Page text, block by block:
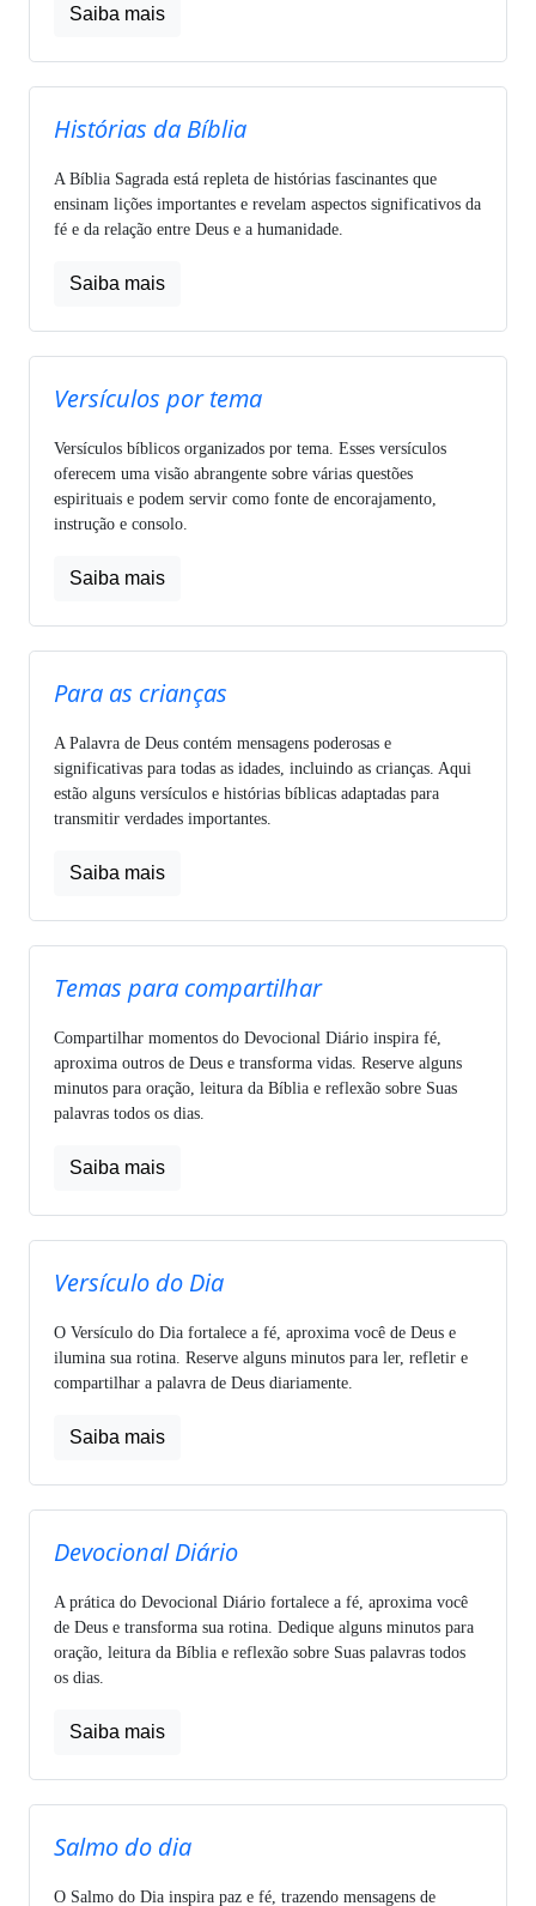
Saiba mais
Histórias da Bíblia
A Bíblia Sagrada está repleta de histórias fascinantes que
ensinam lições importantes e revelam aspectos significativos da
fé e da relação entre Deus e a humanidade.
Saiba mais
Versículos por tema
Versículos bíblicos organizados por tema. Esses versículos
oferecem uma visão abrangente sobre várias questões
espirituais e podem servir como fonte de encorajamento,
instrução e consolo.
Saiba mais
Para as crianças
A Palavra de Deus contém mensagens poderosas e
significativas para todas as idades, incluindo as crianças. Aqui
estão alguns versículos e histórias bíblicas adaptadas para
transmitir verdades importantes.
Saiba mais
Temas para compartilhar
Compartilhar momentos do Devocional Diário inspira fé,
aproxima outros de Deus e transforma vidas. Reserve alguns
minutos para oração, leitura da Bíblia e reflexão sobre Suas
palavras todos os dias.
Saiba mais
Versículo do Dia
O Versículo do Dia fortalece a fé, aproxima você de Deus e
ilumina sua rotina. Reserve alguns minutos para ler, refletir e
compartilhar a palavra de Deus diariamente.
Saiba mais
Devocional Diário
A prática do Devocional Diário fortalece a fé, aproxima você
de Deus e transforma sua rotina. Dedique alguns minutos para
oração, leitura da Bíblia e reflexão sobre Suas palavras todos
os dias.
Saiba mais
Salmo do dia
O Salmo do Dia inspira paz e fé, trazendo mensagens de